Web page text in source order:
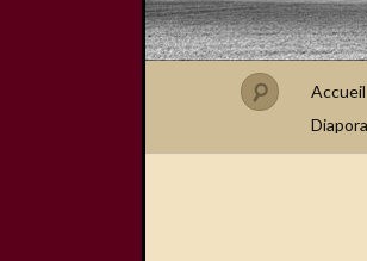
Accueil